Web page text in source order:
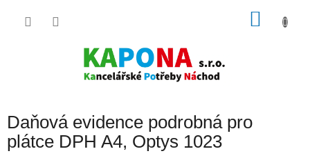
Daňová evidence podrobná pro
plátce DPH A4, Optys 1023